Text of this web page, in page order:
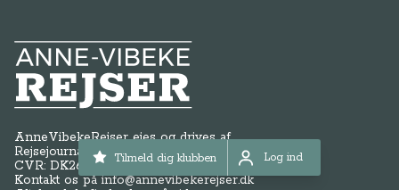
Tilmeld dig klubben Log ind
Log ind
Anne-Vibeke Rejser
AnneVibekeRejser ejes og drives af
Rejsejournalisten ApS
CVR: DK26185254
Kontakt os påinfo@annevibekerejser.dk